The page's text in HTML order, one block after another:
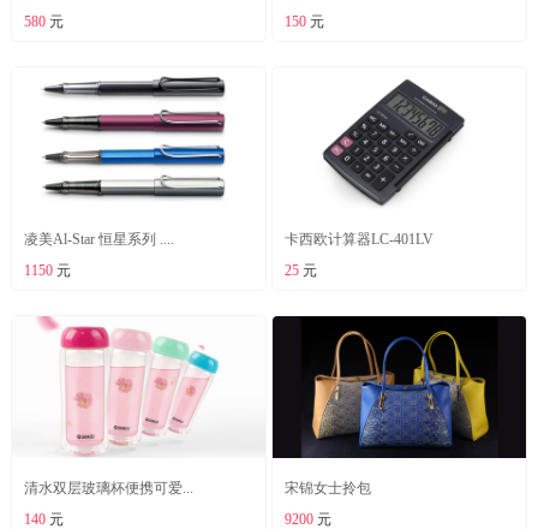
580元
150 元
凌美Al-Star 恒星系列 ....
1150元
卡西欧计算器LC-401LV
25 元
清水双层玻璃杯便携可爱...
140元
宋锦女士拎包
9200 元